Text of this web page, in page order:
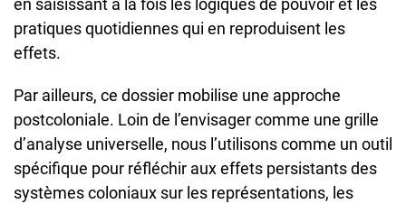
en saisissant à la fois les logiques de pouvoir et les
pratiques quotidiennes qui en reproduisent les
effets.
Par ailleurs, ce dossier mobilise une approche
postcoloniale. Loin de l’envisager comme une grille
d’analyse universelle, nous l’utilisons comme un outil
spécifique pour réfléchir aux effets persistants des
systèmes coloniaux sur les représentations, les